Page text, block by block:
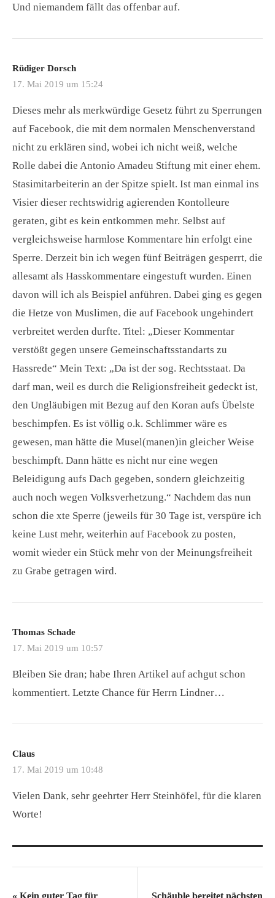
Und niemandem fällt das offenbar auf.
Rüdiger Dorsch
17. Mai 2019 um 15:24
Dieses mehr als merkwürdige Gesetz führt zu Sperrungen
auf Facebook, die mit dem normalen Menschenverstand
nicht zu erklären sind, wobei ich nicht weiß, welche
Rolle dabei die Antonio Amadeu Stiftung mit einer ehem.
Stasimitarbeiterin an der Spitze spielt. Ist man einmal ins
Visier dieser rechtswidrig agierenden Kontolleure
geraten, gibt es kein entkommen mehr. Selbst auf
vergleichsweise harmlose Kommentare hin erfolgt eine
Sperre. Derzeit bin ich wegen fünf Beiträgen gesperrt, die
allesamt als Hasskommentare eingestuft wurden. Einen
davon will ich als Beispiel anführen. Dabei ging es gegen
die Hetze von Muslimen, die auf Facebook ungehindert
verbreitet werden durfte. Titel: „Dieser Kommentar
verstößt gegen unsere Gemeinschaftsstandarts zu
Hassrede“ Mein Text: „Da ist der sog. Rechtsstaat. Da
darf man, weil es durch die Religionsfreiheit gedeckt ist,
den Ungläubigen mit Bezug auf den Koran aufs Übelste
beschimpfen. Es ist völlig o.k. Schlimmer wäre es
gewesen, man hätte die Musel(manen)in gleicher Weise
beschimpft. Dann hätte es nicht nur eine wegen
Beleidigung aufs Dach gegeben, sondern gleichzeitig
auch noch wegen Volksverhetzung.“ Nachdem das nun
schon die xte Sperre (jeweils für 30 Tage ist, verspüre ich
keine Lust mehr, weiterhin auf Facebook zu posten,
womit wieder ein Stück mehr von der Meinungsfreiheit
zu Grabe getragen wird.
Thomas Schade
17. Mai 2019 um 10:57
Bleiben Sie dran; habe Ihren Artikel auf achgut schon
kommentiert. Letzte Chance für Herrn Lindner…
Claus
17. Mai 2019 um 10:48
Vielen Dank, sehr geehrter Herr Steinhöfel, für die klaren
Worte!
« Kein guter Tag für Schäuble bereitet nächsten